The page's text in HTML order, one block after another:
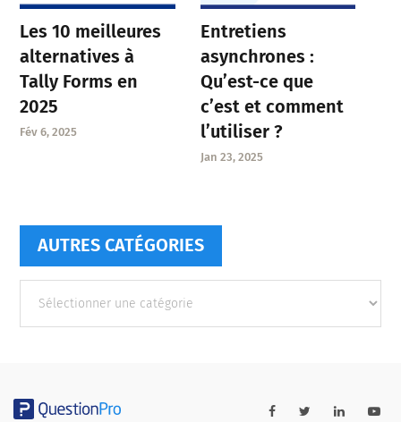
Les 10 meilleures
alternatives à
Tally Forms en
2025
Fév 6, 2025
Entretiens
asynchrones :
Qu’est-ce que
c’est et comment
l’utiliser ?
Jan 23, 2025
AUTRES CATÉGORIES
catégories